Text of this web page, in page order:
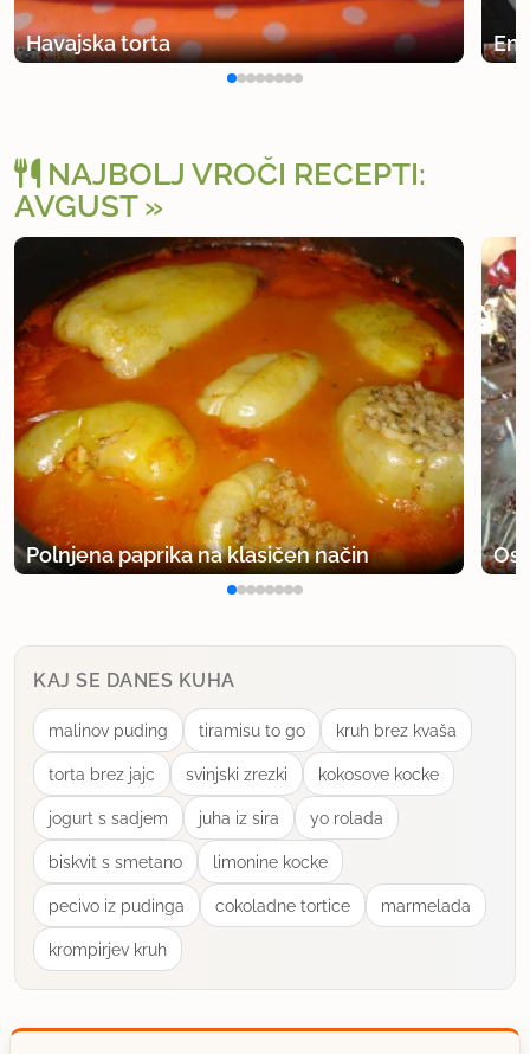
Havajska torta
NAJBOLJ VROČI RECEPTI:
AVGUST
Polnjena paprika na klasičen način
KAJ SE DANES KUHA
malinov puding tiramisu to go kruh brez kvaša
torta brez jajc svinjski zrezki kokosove kocke
jogurt s sadjem juha iz sira yo rolada
biskvit s smetano limonine kocke
pecivo iz pudinga cokoladne tortice marmelada
krompirjev kruh